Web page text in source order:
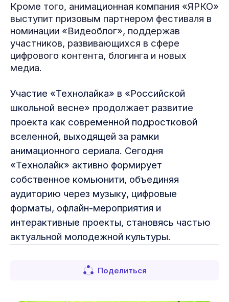
Кроме того, анимационная компания «ЯРКО»
выступит призовым партнером фестиваля в
номинации «Видеоблог», поддержав
участников, развивающихся в сфере
цифрового контента, блогинга и новых
медиа.
Участие «Технолайка» в «Российской
школьной весне» продолжает развитие
проекта как современной подростковой
вселенной, выходящей за рамки
анимационного сериала. Сегодня
«Технолайк» активно формирует
собственное комьюнити, объединяя
аудиторию через музыку, цифровые
форматы, офлайн-мероприятия и
интерактивные проекты, становясь частью
актуальной молодежной культуры.
Поделиться